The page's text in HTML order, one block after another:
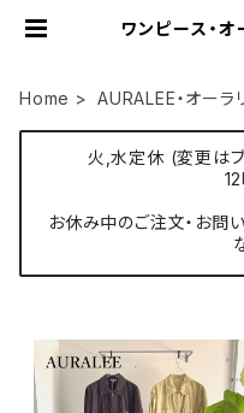
ワンピース・
Home AURALEE・オーラ
火,水定休 (変更はブ
お休み中のご注文・お問